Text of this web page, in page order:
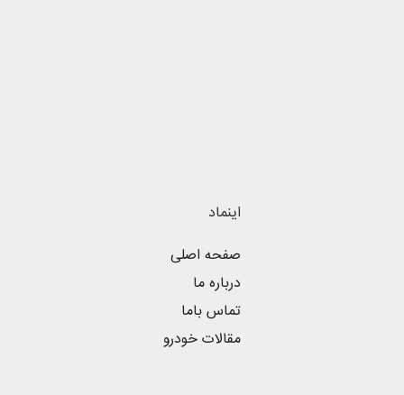
اینماد
صفحه اصلی
درباره ما
تماس باما
مقالات خودرو